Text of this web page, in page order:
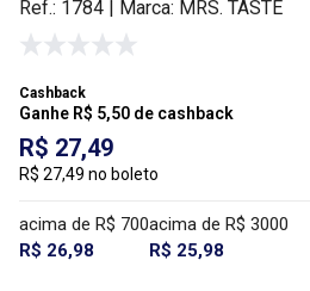
Ref.: 1784 | Marca: MRS. TASTE
Cashback
Ganhe R$ 5,50 de cashback
R$ 27,49
R$ 27,49 no boleto
acima de R$ 700
R$ 26,98
acima de R$ 3000
R$ 25,98